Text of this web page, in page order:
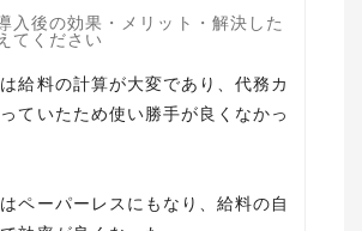
入後の効果・メリット・解決した
てください
給料の計算が大変であり、代務カ
ていたため使い勝手が良くなかっ
ペーパーレスにもなり、給料の自